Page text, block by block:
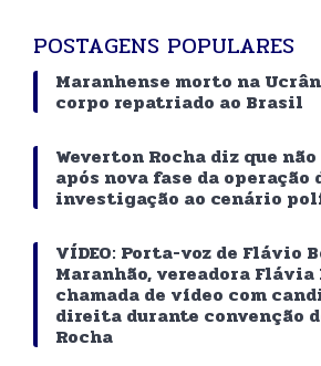
POSTAGENS POPULARES
Maranhense morto na
corpo repatriado ao Brasil
Weverton Rocha diz que
após nova fase da operação
investigação ao cenário
VÍDEO: Porta-voz de Flávio
Maranhão, vereadora
chamada de vídeo com
direita durante convenção
Rocha